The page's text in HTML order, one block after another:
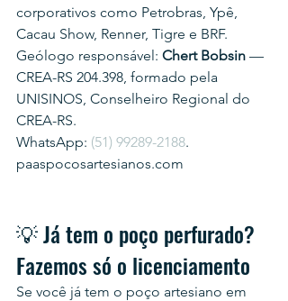
corporativos como Petrobras, Ypê,
Cacau Show, Renner, Tigre e BRF.
Geólogo responsável: Chert Bobsin —
CREA-RS 204.398, formado pela
UNISINOS, Conselheiro Regional do
CREA-RS.
WhatsApp: (51) 99289-2188.
paaspocosartesianos.com
💡 Já tem o poço perfurado?
Fazemos só o licenciamento
Se você já tem o poço artesiano em